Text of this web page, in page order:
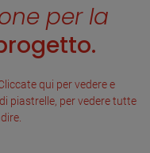
per la
qui per vedere e
piastrelle, per vedere tutte